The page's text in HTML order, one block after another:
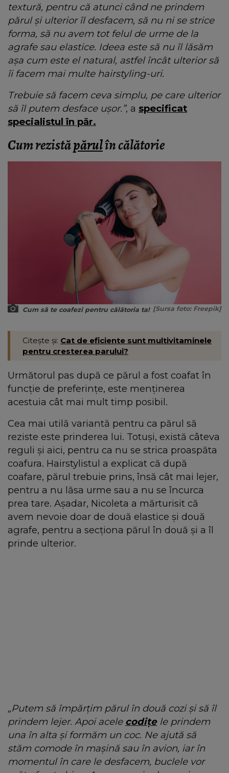
textură, pentru că atunci când ne prindem
părul și ulterior îl desfacem, să nu ni se strice
forma, să nu avem tot felul de urme de la
agrafe sau elastice. Ideea este să nu îl lăsăm
așa cum este el natural, astfel încât ulterior să
îi facem mai multe hairstyling-uri.
Trebuie să facem ceva simplu, pe care ulterior
să îl putem desface ușor.”, a specificat
specialistul în păr.
Cum rezistăpărulîn călătorie
Cum să te coafezi pentru călătoria ta! [Sursa foto: Freepik]
Citește și: Cat de eficiente sunt multivitaminele
pentru cresterea parului?
Următorul pas după ce părul a fost coafat în
funcție de preferințe, este menținerea
acestuia cât mai mult timp posibil.
Cea mai utilă variantă pentru ca părul să
reziste este prinderea lui. Totuși, există câteva
reguli și aici, pentru ca nu se strica proaspăta
coafura. Hairstylistul a explicat că după
coafare, părul trebuie prins, însă cât mai lejer,
pentru a nu lăsa urme sau a nu se încurca
prea tare. Așadar, Nicoleta a mărturisit că
avem nevoie doar de două elastice și două
agrafe, pentru a secționa părul în două și a îl
prinde ulterior.
„Putem să împărțim părul în două cozi și să îl
prindem lejer. Apoi acele codițele prindem
una în alta și formăm un coc. Ne ajută să
stăm comode în mașină sau în avion, iar în
momentul în care le desfacem, buclele vor